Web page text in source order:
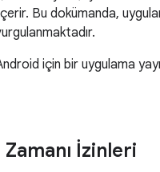
Bu dokümanda,
için bir uygulama
Zamanı İzinleri